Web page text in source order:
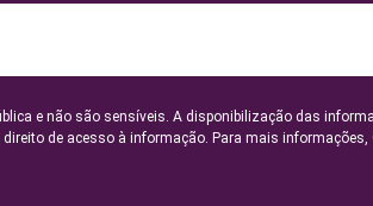
e não são sensíveis. A disponibilização das
direito de acesso à informação. Para mais informações,